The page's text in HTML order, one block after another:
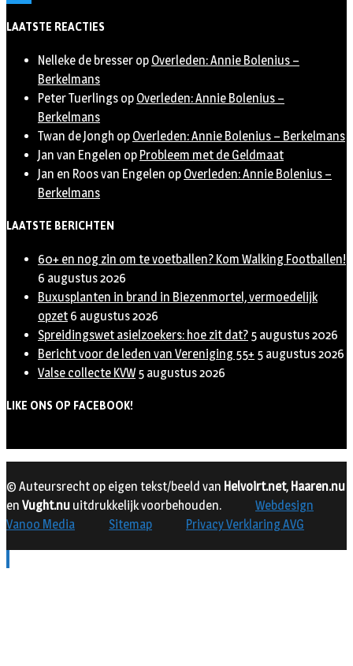
LAATSTE REACTIES
Nelleke de bresser op Overleden: Annie Bolenius –
Berkelmans
Peter Tuerlings op Overleden: Annie Bolenius –
Berkelmans
Twan de Jongh op Overleden: Annie Bolenius – Berkelmans
Jan van Engelen op Probleem met de Geldmaat
Jan en Roos van Engelen op Overleden: Annie Bolenius –
Berkelmans
LAATSTE BERICHTEN
60+ en nog zin om te voetballen? Kom Walking Footballen!
6 augustus 2026
Buxusplanten in brand in Biezenmortel, vermoedelijk
opzet 6 augustus 2026
Spreidingswet asielzoekers: hoe zit dat? 5 augustus 2026
Bericht voor de leden van Vereniging 55+ 5 augustus 2026
Valse collecte KVW 5 augustus 2026
LIKE ONS OP FACEBOOK!
© Auteursrecht op eigen tekst/beeld van Helvoirt.net, Haaren.nu
en Vught.nu uitdrukkelijk voorbehouden.
Webdesign
Vanoo Media
Sitemap Privacy Verklaring AVG